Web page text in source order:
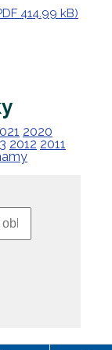
414.99 kB)
2020
2012 2011